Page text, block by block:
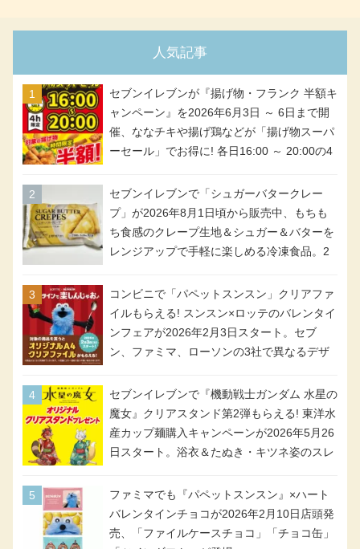
人気記事
セブンイレブンが『揚げ物・フランク 半額キ
ャンペーン』を2026年6月3日 ～ 6日まで開
催、ななチキや揚げ鶏などが「揚げ物スーパ
ーセール」でお得に! 各日16:00 ～ 20:00の4
アメリカンドッグが税抜き69円!
セブンイレブンで「シュガーバタークレー
プ」が2026年8月1日頃から販売中、もちも
ち食感のクレープ生地＆シュガー＆バターを
レンジアップで手軽に楽しめる冷凍食品。2
コンビニで「パペットスンスン」クリアファ
イルもらえる! スンスン×ロッテのバレンタイ
ンフェアが2026年2月3日スタート。セブ
ン、ファミマ、ローソンの3社で異なるデザ
セブンイレブンで『機動戦士ガンダム 水星の
魔女』クリアスタンド第2弾もらえる! 東洋水
産カップ麺購入キャンペーンが2026年5月26
日スタート。浴衣＆たぬき・キツネ姿のスレ
号・5号) / シャディクが全6種のクリアスタ
ンドになって登場!
ファミマでも『パペットスンスン』×ハート
バレンタインチョコが2026年2月10日店頭発
売、「ファイルケースチョコ」「チョコ缶」